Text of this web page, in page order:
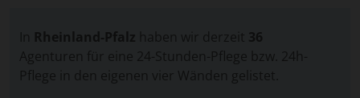
Rheinland-Pfalz haben wir derzeit 36
Agenturen für eine 24-Stunden-Pflege bzw. 24h-
Pflege in den eigenen vier Wänden gelistet.